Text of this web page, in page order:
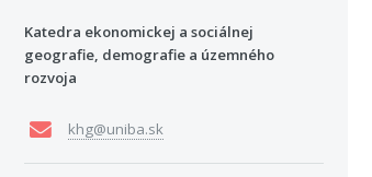
Katedra ekonomickej a sociálnej
geografie, demografie a územného
rozvoja
khg@uniba.sk